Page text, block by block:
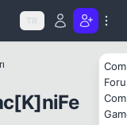
TR
Kapat